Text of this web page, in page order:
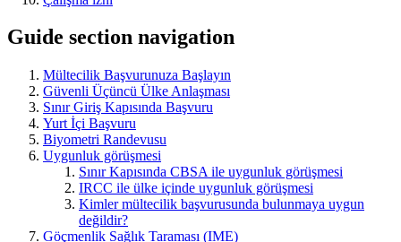
Guide section navigation
Mültecilik Başvurunuza Başlayın
Güvenli Üçüncü Ülke Anlaşması
Sınır Giriş Kapısında Başvuru
Yurt İçi Başvuru
Biyometri Randevusu
Uygunluk görüşmesi
Sınır Kapısında CBSA ile uygunluk görüşmesi
IRCC ile ülke içinde uygunluk görüşmesi
Kimler mültecilik başvurusunda bulunmaya uygun
değildir?
Göçmenlik Sağlık Taraması (IME)